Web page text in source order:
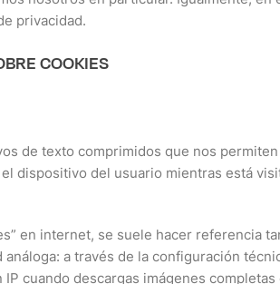
privacidad.
COOKIES
de texto comprimidos que nos
dispositivo del usuario mientras está
en internet, se suele hacer referencia
a través de la configuración
cuando descargas imágenes completas